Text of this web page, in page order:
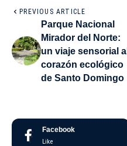
PREVIOUS ARTICLE
Parque Nacional
Mirador del Norte:
un viaje sensorial al
corazón ecológico
de Santo Domingo
Facebook
Like